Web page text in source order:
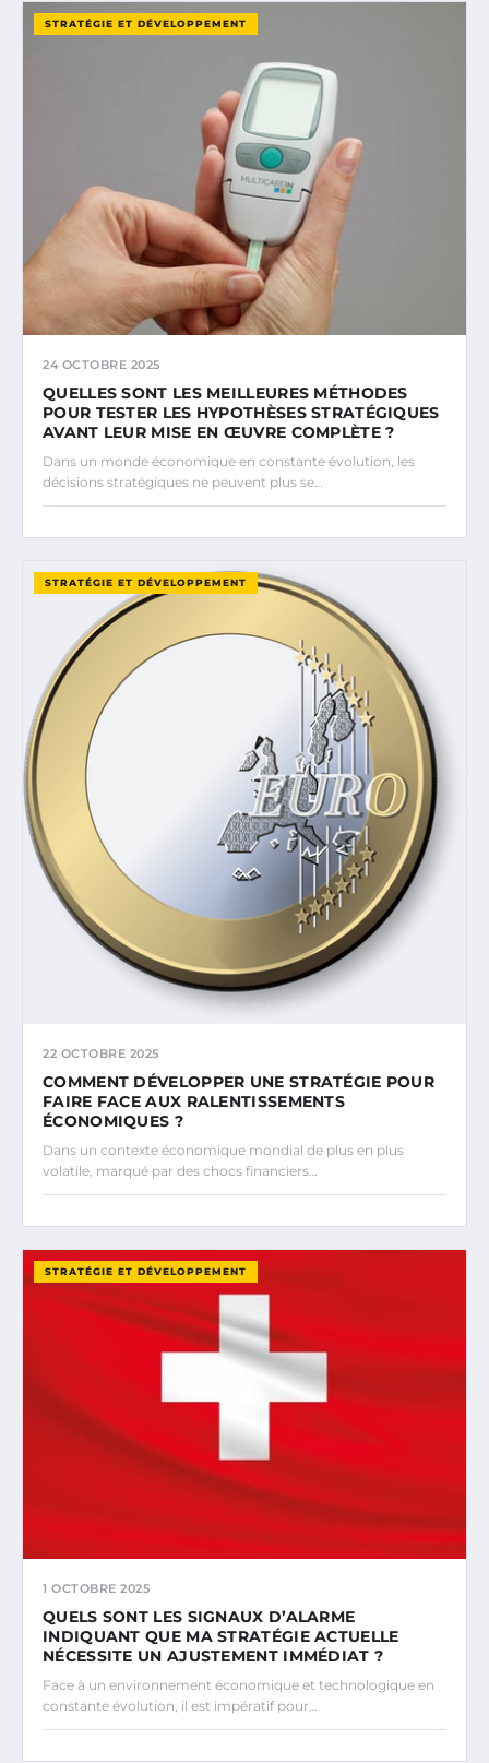
STRATÉGIE ET DÉVELOPPEMENT
24 OCTOBRE 2025
QUELLES SONT LES MEILLEURES MÉTHODES
POUR TESTER LES HYPOTHÈSES STRATÉGIQUES
AVANT LEUR MISE EN ŒUVRE COMPLÈTE ?
Dans un monde économique en constante évolution, les
décisions stratégiques ne peuvent plus se…
STRATÉGIE ET DÉVELOPPEMENT
22 OCTOBRE 2025
COMMENT DÉVELOPPER UNE STRATÉGIE POUR
FAIRE FACE AUX RALENTISSEMENTS
ÉCONOMIQUES ?
Dans un contexte économique mondial de plus en plus
volatile, marqué par des chocs financiers…
STRATÉGIE ET DÉVELOPPEMENT
1 OCTOBRE 2025
QUELS SONT LES SIGNAUX D’ALARME
INDIQUANT QUE MA STRATÉGIE ACTUELLE
NÉCESSITE UN AJUSTEMENT IMMÉDIAT ?
Face à un environnement économique et technologique en
constante évolution, il est impératif pour…